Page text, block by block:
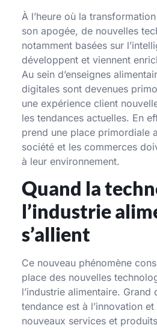
À l’heure où la
son apogée, de nouvelles
notamment basées sur
développent et viennent
Au sein d’enseignes
digitales sont devenues
une expérience client
les tendances actuelles. En
prend une place primordiale
société et les commerces
à leur environnement.
Quand la
l’industrie
s’allient
Ce nouveau phénomène
place des nouvelles
l’industrie alimentaire. Grand
tendance est à l’innovation
nouveaux services et